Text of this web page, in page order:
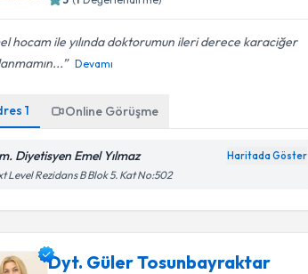
hocam ile yılında doktorumun ileri derece karaciğer
Devamı
1 Online Görüşme
Diyetisyen Emel Yılmaz Haritada Göster
Level Rezidans B Blok 5. Kat No:502
Dyt. Güler Tosunbayraktar